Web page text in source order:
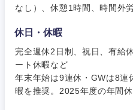
なし）、休憩1時間、時間外
休日・休暇
完全週休2日制、祝日、有給
ート休暇など
年末年始は9連休・GWは8
暇を推奨。2025年度の年間